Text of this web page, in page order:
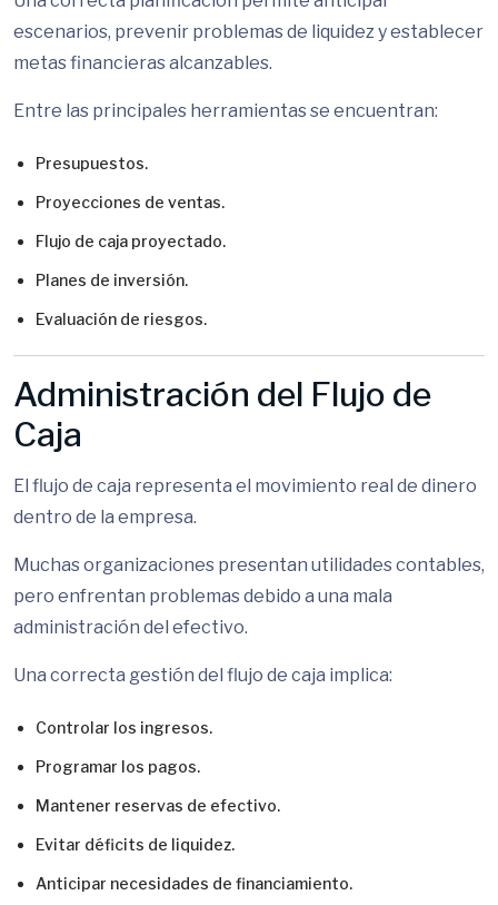
escenarios, prevenir problemas de liquidez y establecer
metas financieras alcanzables.
Entre las principales herramientas se encuentran:
Presupuestos.
Proyecciones de ventas.
Flujo de caja proyectado.
Planes de inversión.
Evaluación de riesgos.
Administración del Flujo de
Caja
El flujo de caja representa el movimiento real de dinero
dentro de la empresa.
Muchas organizaciones presentan utilidades contables,
pero enfrentan problemas debido a una mala
administración del efectivo.
Una correcta gestión del flujo de caja implica:
Controlar los ingresos.
Programar los pagos.
Mantener reservas de efectivo.
Evitar déficits de liquidez.
Anticipar necesidades de financiamiento.